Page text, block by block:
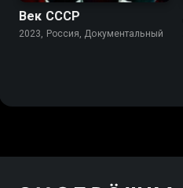
Век СССР
2023, Россия, Документальный